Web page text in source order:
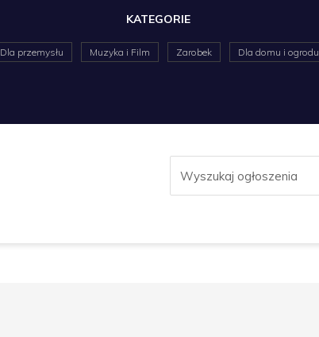
KATEGORIE
Dla przemysłu Muzyka i Film Zarobek Dla domu i ogrodu